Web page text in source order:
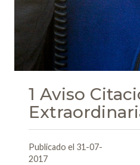
1 Aviso
Publicado el 31-07-
2017